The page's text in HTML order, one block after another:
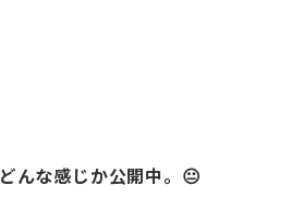
んな感じか公開中。😐